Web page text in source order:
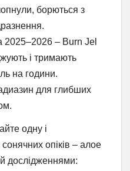
борються з
2025–2026 – Burn Jel
і тримають
на години.
для глибших
одну і
опіків – алое
дослідженнями: